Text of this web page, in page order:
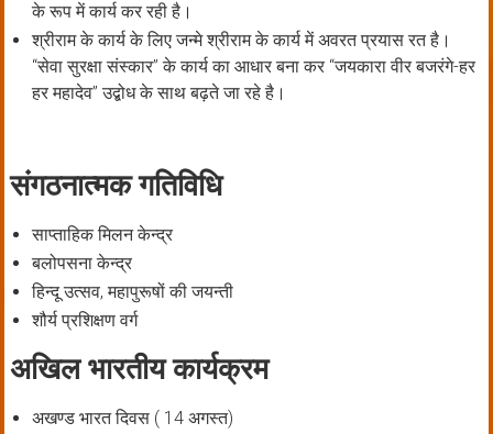
के रूप में कार्य कर रही है।
श्रीराम के कार्य के लिए जन्मे श्रीराम के कार्य में अवरत प्रयास रत है।
‘‘सेवा सुरक्षा संस्कार’’ के कार्य का आधार बना कर ‘‘जयकारा वीर बजरंगे-हर
हर महादेव’’ उद्बोध के साथ बढ़ते जा रहे है।
संगठनात्मक गतिविधि
साप्ताहिक मिलन केन्द्र
बलोपसना केन्द्र
हिन्दू उत्सव, महापुरूषों की जयन्ती
शौर्य प्रशिक्षण वर्ग
अखिल भारतीय कार्यक्रम
अखण्ड भारत दिवस ( 14 अगस्त)